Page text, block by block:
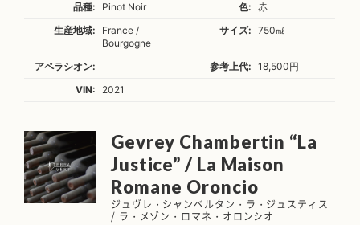
品種:
Pinot Noir 色:
赤
生産地域:
France /
Bourgogne
サイズ: 750㎖
アペラシオン: 参考上代:
18,500円
VIN:
2021
Gevrey Chambertin “La
Justice” / La Maison
Romane Oroncio
ジュヴレ・シャンベルタン・ラ・ジュスティス
/ ラ・メゾン・ロマネ・オロンシオ